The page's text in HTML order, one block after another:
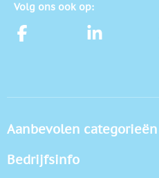
Volg ons ook op:
Aanbevolen categorieën
Bedrijfsinfo